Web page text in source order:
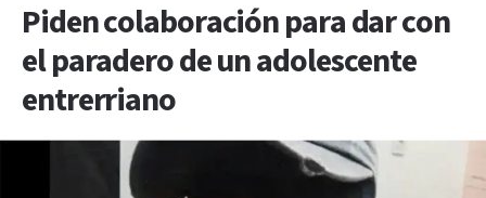
Piden colaboración para dar con
el paradero de un adolescente
entrerriano